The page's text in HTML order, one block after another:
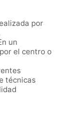
por
un
el centro o
técnicas